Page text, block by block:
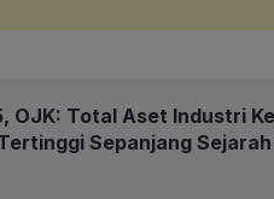
OJK: Total Aset Industri
Sepanjang Sejarah